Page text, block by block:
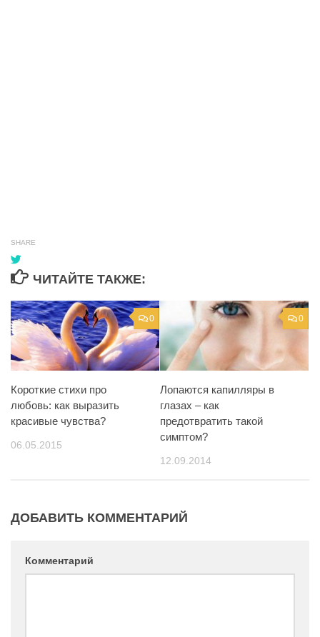
SHARE
ЧИТАЙТЕ ТАКЖЕ:
0
Короткие стихи про
любовь: как выразить
красивые чувства?
06.05.2015
0
Лопаются капилляры в
глазах – как
предотвратить такой
симптом?
12.09.2014
ДОБАВИТЬ КОММЕНТАРИЙ
Комментарий